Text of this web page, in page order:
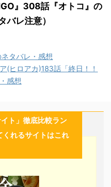
』308話『オトコ』の
バレ注意）
タバレ・感想
(ヒロアカ)183話「終日！！
感想
ト」徹底比較ラン
れるサイトはこれ